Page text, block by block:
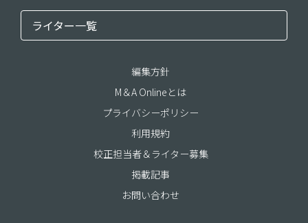
ライター一覧
編集方針
M＆A Onlineとは
プライバシーポリシー
利用規約
校正担当者＆ライター募集
掲載記事
お問い合わせ